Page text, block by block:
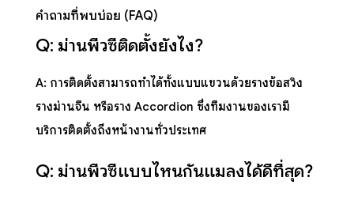
คำถามที่พบบ่อย (FAQ)
Q: ม่านพีวีซีติดตั้งยังไง?
A: การติดตั้งสามารถทำได้ทั้งแบบแขวนด้วยรางข้อสวิง
รางม่านจีน หรือราง Accordion ซึ่งทีมงานของเรามี
บริการติดตั้งถึงหน้างานทั่วประเทศ
Q: ม่านพีวีซีแบบไหนกันแมลงได้ดีที่สุด?